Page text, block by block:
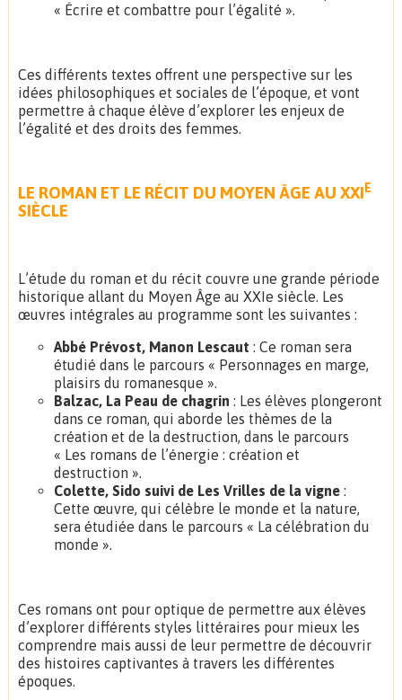
« Écrire et combattre pour l’égalité ».
Ces différents textes offrent une perspective sur les
idées philosophiques et sociales de l’époque, et vont
permettre à chaque élève d’explorer les enjeux de
l’égalité et des droits des femmes.
LE ROMAN ET LE RÉCIT DU MOYEN ÂGE AU XXI E
SIÈCLE
L’étude du roman et du récit couvre une grande période
historique allant du Moyen Âge au XXIe siècle. Les
œuvres intégrales au programme sont les suivantes :
Abbé Prévost, Manon Lescaut : Ce roman sera
étudié dans le parcours « Personnages en marge,
plaisirs du romanesque ».
Balzac, La Peau de chagrin : Les élèves plongeront
dans ce roman, qui aborde les thèmes de la
création et de la destruction, dans le parcours
« Les romans de l’énergie : création et
destruction ».
Colette, Sido suivi de Les Vrilles de la vigne:
Cette œuvre, qui célèbre le monde et la nature,
sera étudiée dans le parcours « La célébration du
monde ».
Ces romans ont pour optique de permettre aux élèves
d’explorer différents styles littéraires pour mieux les
comprendre mais aussi de leur permettre de découvrir
des histoires captivantes à travers les différentes
époques.